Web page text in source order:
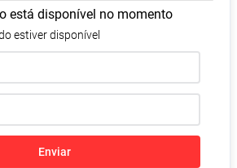
está disponível no momento
estiver disponível
Enviar
Sec